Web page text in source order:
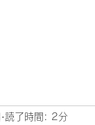
読了時間: 2分